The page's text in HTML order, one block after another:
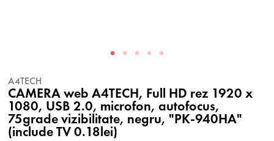
A4TECH
CAMERA web A4TECH, Full HD rez 1920 x
1080, USB 2.0, microfon, autofocus,
75grade vizibilitate, negru, "PK-940HA"
(include TV 0.18lei)